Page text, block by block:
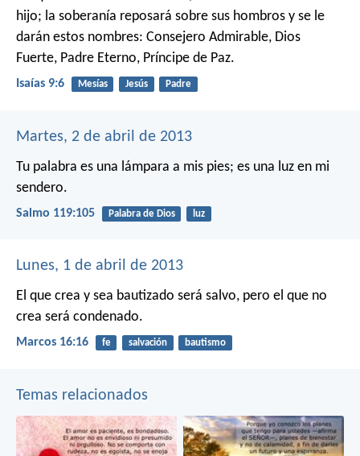
hijo; la soberanía reposará sobre sus hombros y se le
darán estos nombres: Consejero Admirable, Dios
Fuerte, Padre Eterno, Príncipe de Paz.
Isaías 9:6 Mesías Jesús Padre
Martes, 2 de abril de 2013
Tu palabra es una lámpara a mis pies; es una luz en mi
sendero.
Salmo 119:105 Palabra de Dios luz
Lunes, 1 de abril de 2013
El que crea y sea bautizado será salvo, pero el que no
crea será condenado.
Marcos 16:16 fe salvación bautismo
Temas relacionados